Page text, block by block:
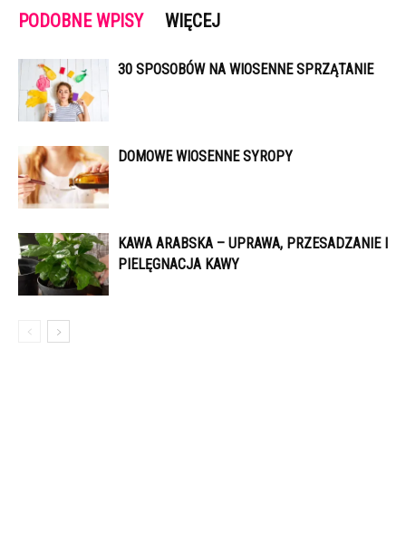
PODOBNE WPISY WIĘCEJ
30 SPOSOBÓW NA WIOSENNE SPRZĄTANIE
DOMOWE WIOSENNE SYROPY
KAWA ARABSKA – UPRAWA, PRZESADZANIE I
PIELĘGNACJA KAWY